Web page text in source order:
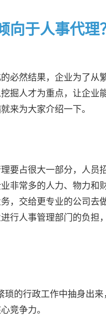
于人事代理
必然结果，企业为了从
掘人才为重点，让企业
来为大家介绍一下。
要占很大一部分，人员
非常多的人力、物力和
，交给更专业的公司去
行人事管理部门的负担
的行政工作中抽身出
竞争力。